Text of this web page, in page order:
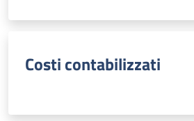
Costi contabilizzati